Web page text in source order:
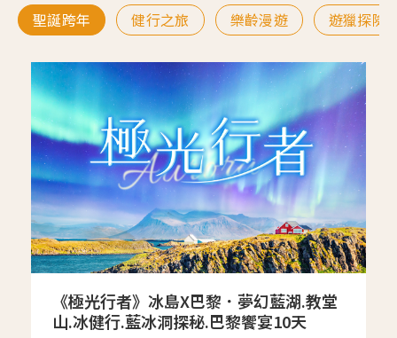
聖誕跨年 健行之旅 樂齡漫遊 遊獵探險
《極光行者》冰島X巴黎．夢幻藍湖.教堂
山.冰健行.藍冰洞探秘.巴黎饗宴10天